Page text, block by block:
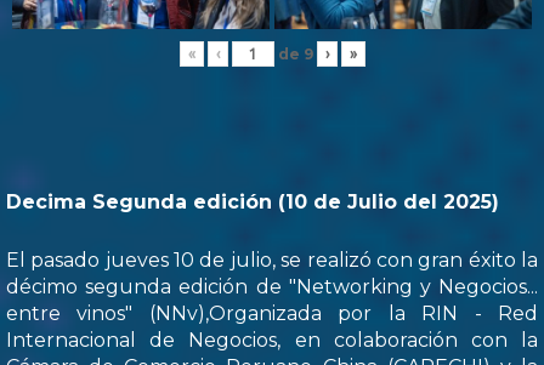
« ‹ de 9 › »
Decima Segunda edición (10 de Julio del 2025)
El pasado jueves 10 de julio, se realizó con gran éxito la
décimo segunda edición de "Networking y Negocios...
entre vinos" (NNv),Organizada por la RIN - Red
Internacional de Negocios, en colaboración con la